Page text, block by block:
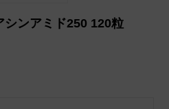
シンアミド250 120粒